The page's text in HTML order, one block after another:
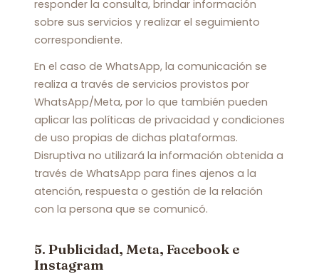
responder la consulta, brindar información
sobre sus servicios y realizar el seguimiento
correspondiente.
En el caso de WhatsApp, la comunicación se
realiza a través de servicios provistos por
WhatsApp/Meta, por lo que también pueden
aplicar las políticas de privacidad y condiciones
de uso propias de dichas plataformas.
Disruptiva no utilizará la información obtenida a
través de WhatsApp para fines ajenos a la
atención, respuesta o gestión de la relación
con la persona que se comunicó.
5. Publicidad, Meta, Facebook e
Instagram